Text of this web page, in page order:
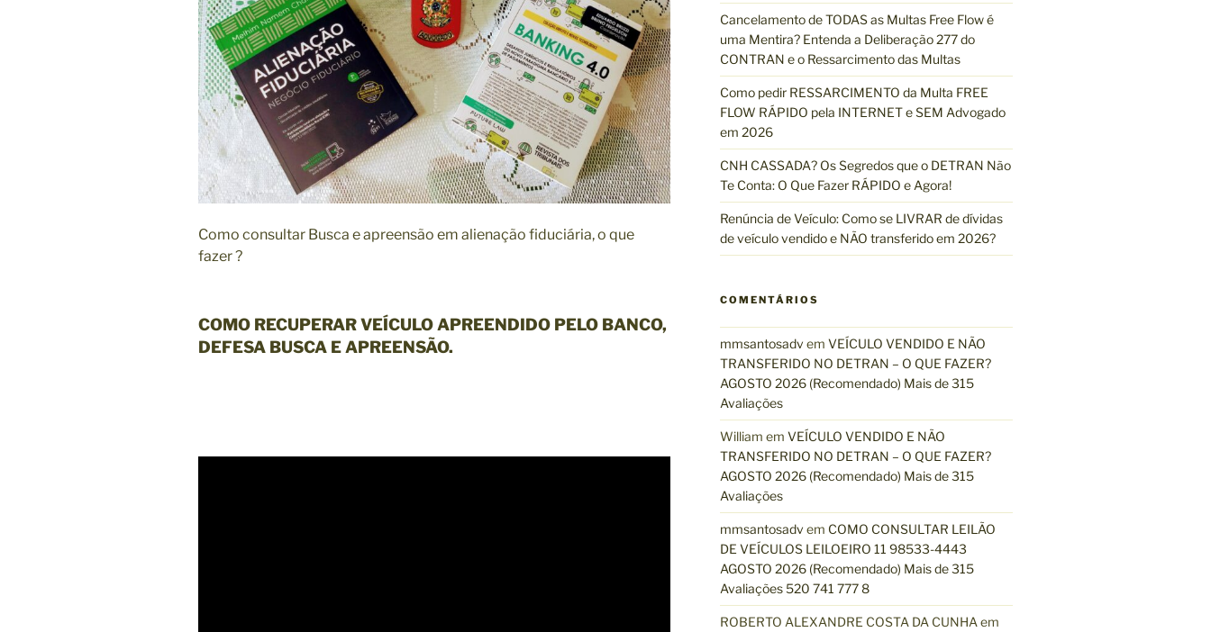
Como consultar Busca e apreensão em alienação fiduciária, o que
fazer ?
COMO RECUPERAR VEÍCULO APREENDIDO PELO BANCO,
DEFESA BUSCA E APREENSÃO.
o
r
:
r
Cancelamento de TODAS as Multas Free Flow é
uma Mentira? Entenda a Deliberação 277 do
CONTRAN e o Ressarcimento das Multas
Como pedir RESSARCIMENTO da Multa FREE
FLOW RÁPIDO pela INTERNET e SEM Advogado
em 2026
CNH CASSADA? Os Segredos que o DETRAN Não
Te Conta: O Que Fazer RÁPIDO e Agora!
Renúncia de Veículo: Como se LIVRAR de dívidas
de veículo vendido e NÃO transferido em 2026?
COMENTÁRIOS
mmsantosadv em VEÍCULO VENDIDO E NÃO
TRANSFERIDO NO DETRAN – O QUE FAZER?
AGOSTO 2026 (Recomendado) Mais de 315
Avaliações
William em VEÍCULO VENDIDO E NÃO
TRANSFERIDO NO DETRAN – O QUE FAZER?
AGOSTO 2026 (Recomendado) Mais de 315
Avaliações
mmsantosadv em COMO CONSULTAR LEILÃO
DE VEÍCULOS LEILOEIRO 11 98533-4443
AGOSTO 2026 (Recomendado) Mais de 315
Avaliações 520 741 777 8
ROBERTO ALEXANDRE COSTA DA CUNHA em